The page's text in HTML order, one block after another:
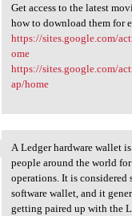
Get access to the latest
how to download them for
https://sites.google.com/
ome
https://sites.google.com/
ap/home
A Ledger hardware
A Ledger hardware wallet
people around the world
operations. It is considered
software wallet, and it
getting paired up with the